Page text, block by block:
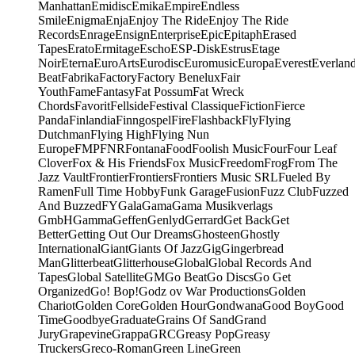
ManhattanEmidiscEmikaEmpireEndless
SmileEnigmaEnjaEnjoy The RideEnjoy The Ride
RecordsEnrageEnsignEnterpriseEpicEpitaphErased
TapesEratoErmitageEschoESP-DiskEstrusEtage
NoirEternaEuroArtsEurodiscEuromusicEuropaEverest
BeatFabrikaFactoryFactory BeneluxFair
YouthFameFantasyFat PossumFat Wreck
ChordsFavoritFellsideFestival ClassiqueFictionFierce
PandaFinlandiaFinngospelFireFlashbackFlyFlying
DutchmanFlying HighFlying Nun
EuropeFMPFNRFontanaFoodFoolish MusicFourFour Leaf
CloverFox & His FriendsFox MusicFreedomFrogFrom The
Jazz VaultFrontierFrontiersFrontiers Music SRLFueled By
RamenFull Time HobbyFunk GarageFusionFuzz ClubFuzzed
And BuzzedFYGalaGamaGama Musikverlags
GmbHGammaGeffenGenlydGerrardGet BackGet
BetterGetting Out Our DreamsGhosteenGhostly
InternationalGiantGiants Of JazzGigGingerbread
ManGlitterbeatGlitterhouseGlobalGlobal Records And
TapesGlobal SatelliteGMGo BeatGo DiscsGo Get
OrganizedGo! Bop!Godz ov War ProductionsGolden
ChariotGolden CoreGolden HourGondwanaGood BoyGood
TimeGoodbyeGraduateGrains Of SandGrand
JuryGrapevineGrappaGRCGreasy PopGreasy
TruckersGreco-RomanGreen LineGreen